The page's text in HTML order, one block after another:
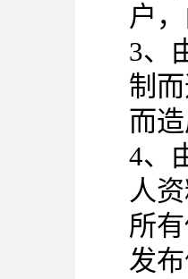
户
3、
制
而
4、
人
所
发